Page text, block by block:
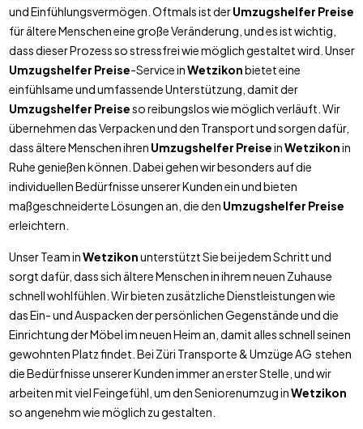
und Einfühlungsvermögen. Oftmals ist derUmzugshelfer Preise
für ältere Menschen eine große Veränderung, und es ist wichtig,
dass dieser Prozess so stressfrei wie möglich gestaltet wird. Unser
Umzugshelfer Preise-Service inWetzikonbietet eine
einfühlsame und umfassende Unterstützung, damit der
Umzugshelfer Preiseso reibungslos wie möglich verläuft. Wir
übernehmen das Verpacken und den Transport und sorgen dafür,
dass ältere Menschen ihren Umzugshelfer PreiseinWetzikonin
Ruhe genießen können. Dabei gehen wir besonders auf die
individuellen Bedürfnisse unserer Kunden ein und bieten
maßgeschneiderte Lösungen an, die den Umzugshelfer Preise
erleichtern.
Unser Team inWetzikonunterstützt Sie bei jedem Schritt und
sorgt dafür, dass sich ältere Menschen in ihrem neuen Zuhause
schnell wohlfühlen. Wir bieten zusätzliche Dienstleistungen wie
das Ein- und Auspacken der persönlichen Gegenstände und die
Einrichtung der Möbel im neuen Heim an, damit alles schnell seinen
gewohnten Platz findet. Bei Züri Transporte & Umzüge AG stehen
die Bedürfnisse unserer Kunden immer an erster Stelle, und wir
arbeiten mit viel Feingefühl, um den Seniorenumzug inWetzikon
so angenehm wie möglich zu gestalten.